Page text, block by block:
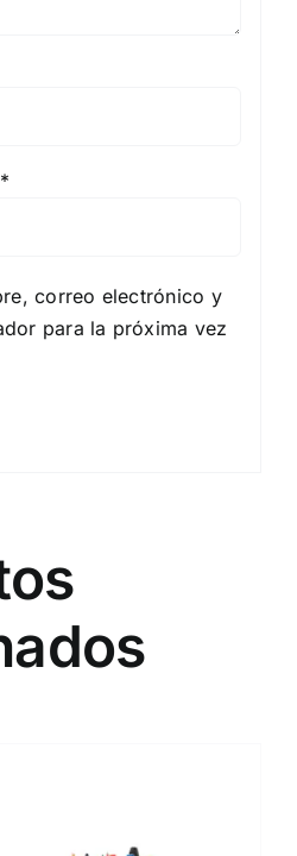
*
correo electrónico y
para la próxima vez